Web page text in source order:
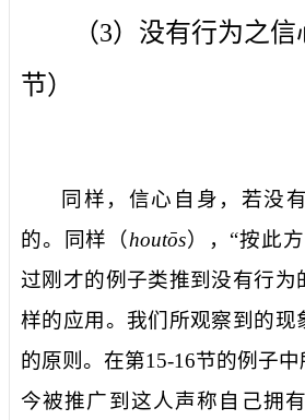
（3）没有行为之信
节）
同样，信心自身，若没
的。 同样 （houtōs），“按此
过刚才的例子类推到没有行为
样的应用。我们所观察到的现
的原则。在第15-16节的例子
今被推广到这人声称自己拥